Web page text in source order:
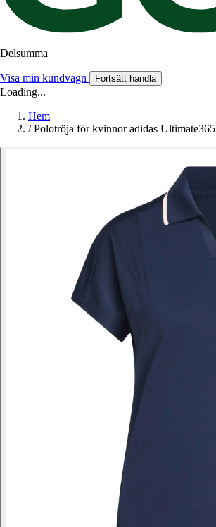
Delsumma
Visa min kundvagn Fortsätt handla
Loading...
Hem
/ Polotröja för kvinnor adidas Ultimate365